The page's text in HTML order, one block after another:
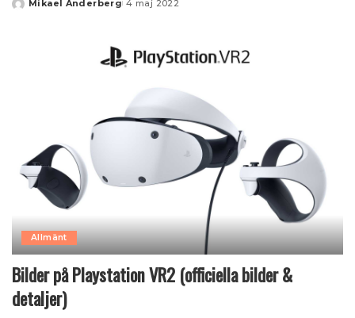
Posted
Mikael Anderberg 4 maj 2022
Allmänt
Bilder på Playstation VR2 (officiella bilder &
detaljer)